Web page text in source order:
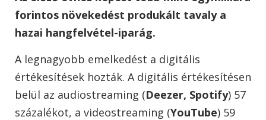
forintos növekedést produkált tavaly a
hazai hangfelvétel-iparág.
A legnagyobb emelkedést a digitális
értékesítések hozták. A digitális értékesítésen
belül az audiostreaming (Deezer, Spotify) 57
százalékot, a videostreaming (YouTube) 59